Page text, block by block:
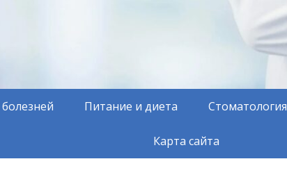
Питание и диета Стоматология
Карта сайта